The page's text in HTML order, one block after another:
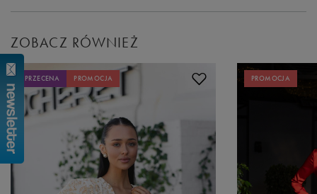
ZOBACZ RÓWNIEŻ
PRZECENA PROMOCJA PROMOCJA